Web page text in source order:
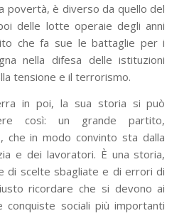
povertà, è diverso da quello del
delle lotte operaie degli anni
che fa sue le battaglie per i
nella difesa delle istituzioni
tensione e il terrorismo.
in poi, la sua storia si può
così: un grande partito,
che in modo convinto sta dalla
e dei lavoratori. È una storia,
di scelte sbagliate e di errori di
ricordare che si devono ai
conquiste sociali più importanti